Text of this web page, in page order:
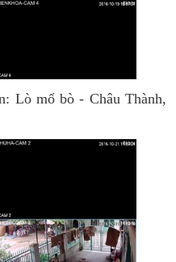
Lò mổ bò - Châu Thành,